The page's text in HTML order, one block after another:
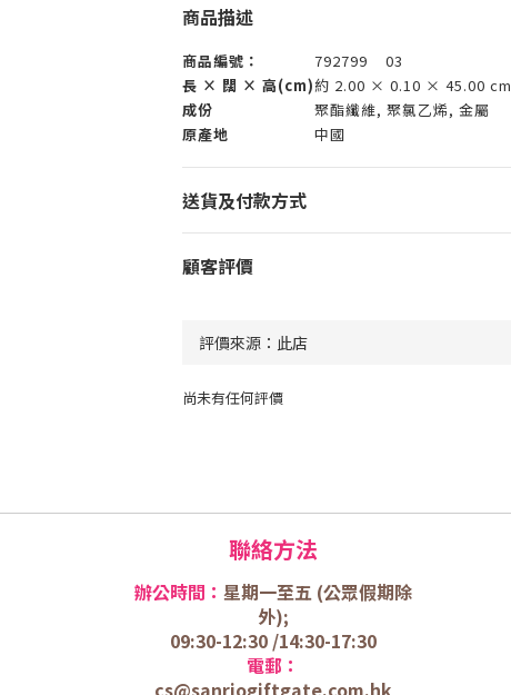
商品描述
商品編號：
792799 03
長 × 闊 × 高(cm)約 2.00 × 0.10 × 45.00 cm
成份
聚酯纖維, 聚氯乙烯, 金屬
原產地
中國
送貨及付款方式
顧客評價
尚未有任何評價
聯絡方法
辦公時間： 星期一至五 (公眾假期除
外);
09:30-12:30 /14:30-17:30
電郵：
cs@sanriogiftgate.com.hk